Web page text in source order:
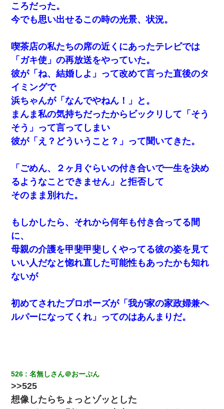
日航機墜落事故の「ここからは日本語で大丈夫ですよ〜」
の絶望感がヤバイ・・・
彼女(美人女医)にネックレスをプレゼント。「こんな安物を
渡すくらいなら、渡さないほうがマシだからね」→ ６０万
したと話したら・・・
我が家のガレージに見知らぬ車。俺「もしもし、玄関にも
シャッターリモコンあるだろ？DOWNのボタン押してｗ」
→ 待つこと１時間弱・・・
私は家が貧しくて、手に職をつけようと看護師になった。
だけど卒業を控えた年の1月末、車にひかれて看護師になれ
なくなった。
【悲報】嫁がワイのこと嫌いっぽいから単身赴任した結果
【戦争】不妊の俺嫁に弟嫁が2日間4歳児を託児 俺嫁はそこ
まで気にしてなかったが、あまりにも子供が俺嫁に懐くの
上司「何なの、この書類！！」私「あの‥」上司「今は私
が話してるの！」私「ですから」上司「黙って聞きなさ
い！」私「それは」上司「言い訳しない！」→結果ｗｗｗ
ｗｗ
いてたら…
してください……」俺「いいよ！いくら？」女友達「10万
円ぐらい……」俺「ほい！10万！」→
【唖然】帰宅したら旦那のスポーツカーが消えていた。警
ころだった。
今でも思い出せるこの時の光景、状況。
喫茶店の私たちの席の近くにあったテレビでは
「ガキ使」の再放送をやっていた。
彼が「ね、結婚しよ」って改めて言った直後のタ
イミングで
浜ちゃんが「なんでやねん！」と。
まんま私の気持ちだったからビックリして「そう
そう」って言ってしまい
彼が「え？どういうこと？」って聞いてきた。
「ごめん、２ヶ月ぐらいの付き合いで一生を決め
るようなことできません」と拒否して
そのまま別れた。
もしかしたら、それから何年も付き合ってる間
に、
母親の介護を甲斐甲斐しくやってる彼の姿を見て
いい人だなと惚れ直した可能性もあったかも知れ
ないが
初めてされたプロポーズが「我が家の家政婦兼ヘ
ルパーになってくれ」ってのはあんまりだ。
526 名無しさん＠おーぷん
>>525
想像したらちょっとゾッとした